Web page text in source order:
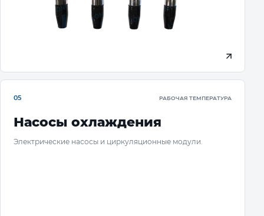
05 РАБОЧАЯ ТЕМПЕРАТУРА
Насосы охлаждения
Электрические насосы и циркуляционные модули.